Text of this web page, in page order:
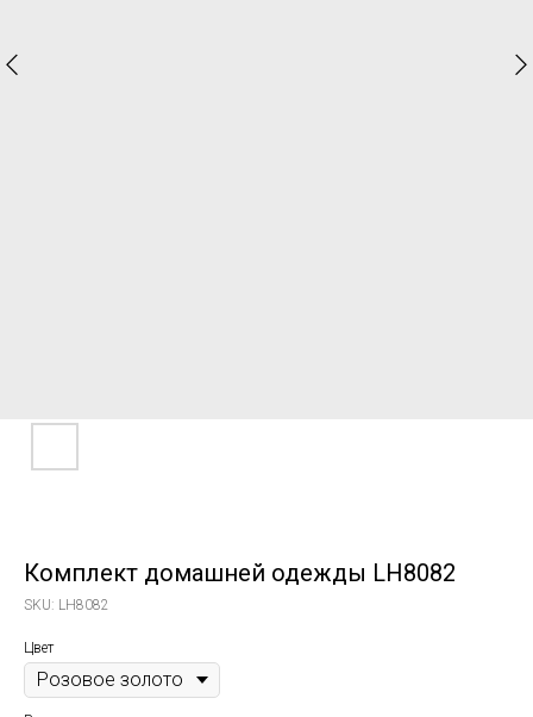
Комплект домашней одежды LH8082
SKU: LH8082
Цвет